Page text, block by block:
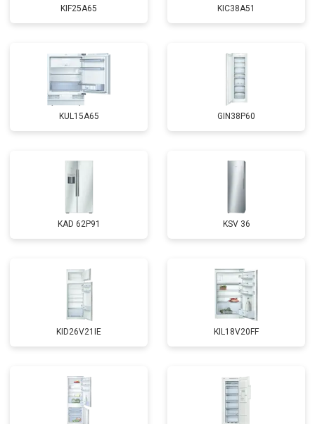
KIF25A65 KIC38A51
KUL15A65 GIN38P60
KAD 62P91 KSV 36
KID26V21IE KIL18V20FF